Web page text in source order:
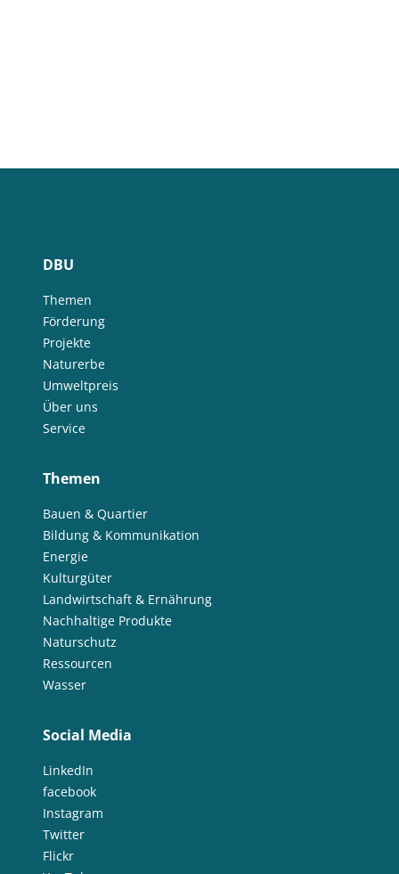
DBU
Themen
Förderung
Projekte
Naturerbe
Umweltpreis
Über uns
Service
Themen
Bauen & Quartier
Bildung & Kommunikation
Energie
Kulturgüter
Landwirtschaft & Ernährung
Nachhaltige Produkte
Naturschutz
Ressourcen
Wasser
Social Media
LinkedIn
facebook
Instagram
Twitter
Flickr